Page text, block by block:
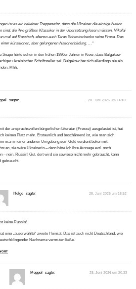
ist es ein beliebter Treppenwitz, dass die Ukrainer die einzige Nation
sind, die ihre größten Klassiker in der Übersetzung lesen müssen. Nikolai
mal auf Russisch, ebenso auch Taras Schewtschenko seine Prosa. Das
einer künstlichen, aber gelungenen Nationenbildung. …“
Snape hörte schon in den frühen 1990er Jahren in Kiew, dass Bulgakow
ukrainischer Schriftsteller sei. Bulgakow hat sich allerdings nie als
Mhh.
sagte: 28. Juni 2026 um 14:49
der anspruchsvollen bürgerlichen Literatur (Presse) ausgelastet ist, hat
keinen Platz mehr. Erstaunlich und beschämend ist, wie man sich
man in einer anderen Umgebung sein Geldverdientbekommt.
an, sie wäre Ukrainerin – dann hätte ich ihre Aussage evtl. noch
– nein, Russin! Gut, dort wird sie sowieso nicht mehr gebraucht, kann
gebraucht.
Helge sagte: 28. Juni 2026 um 18:52
keine Russin!
eine „auserwählte“ zweite Heimat. Das ist auch nicht Deutschland, wie
Nachname vermuten ließe.
Moppel sagte: 28. Juni 2026 um 20:33